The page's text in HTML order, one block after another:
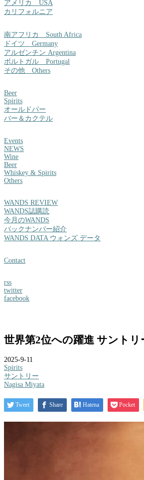
アメリカ USA
カリフォルニア
南アフリカ South Africa
ドイツ Germany
アルゼンチン Argentina
ポルトガル Portugal
その他 Others
Beer
Spirits
オールドパー
バー＆カクテル
Events
NEWS
Wine
Beer
Whiskey & Spirits
Others
WANDS REVIEW
WANDS誌購読
今月のWANDS
バックナンバー紹介
WANDS DATA ウォンズ データ
Contact
rss
twitter
facebook
世界第2位への躍進 サント
2025-9-11
Spirits
サントリー
Nagisa Miyata
Tweet Share Hatena Pocket